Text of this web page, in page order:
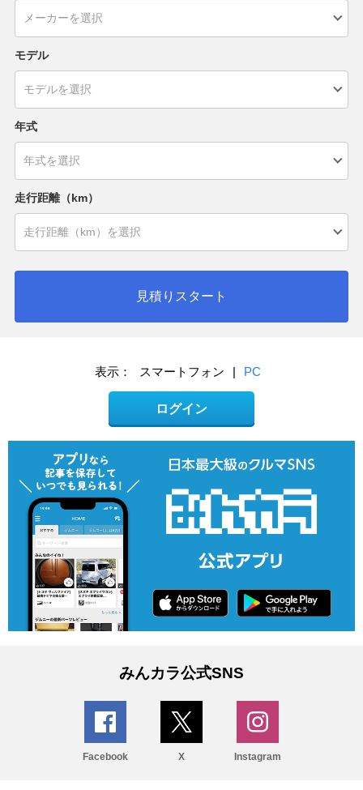
モデル
年式
走行距離（km）
見積りスタート
表示： スマートフォン | PC
ログイン
みんカラ公式SNS
Facebook X Instagram